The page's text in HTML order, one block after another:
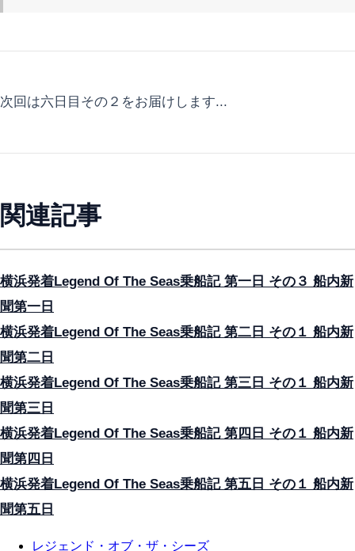
次回は六日目その２をお届けします...
関連記事
横浜発着Legend Of The Seas乗船記 第一日 その３ 船内新
聞第一日
横浜発着Legend Of The Seas乗船記 第二日 その１ 船内新
聞第二日
横浜発着Legend Of The Seas乗船記 第三日 その１ 船内新
聞第三日
横浜発着Legend Of The Seas乗船記 第四日 その１ 船内新
聞第四日
横浜発着Legend Of The Seas乗船記 第五日 その１ 船内新
聞第五日
レジェンド・オブ・ザ・シーズ